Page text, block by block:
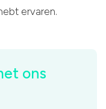
ervaren.
ons